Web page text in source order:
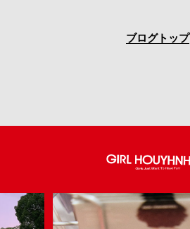
ブログトップ